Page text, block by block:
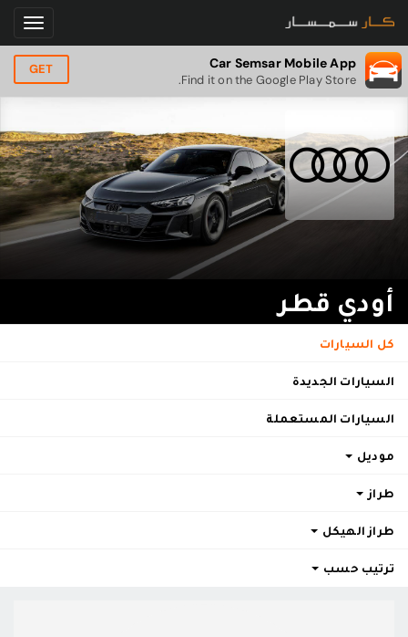
Car Semsar Mobile App
Find it on the Google Play Store.
GET
أودي قطر
كل السيارات
السيارات الجديدة
السيارات المستعملة
موديل
طراز
طراز الهيكل
ترتيب حسب